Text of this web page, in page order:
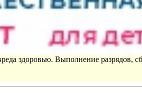
здоровью. Выполнение разрядов,